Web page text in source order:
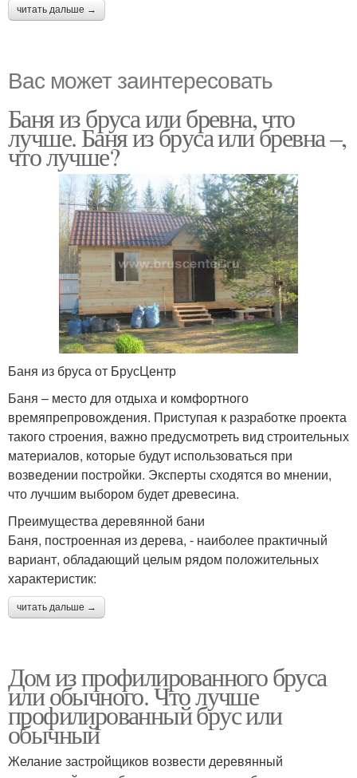
читать дальше →
Вас может заинтересовать
Баня из бруса или бревна, что
лучше. Баня из бруса или бревна –,
что лучше?
Баня из бруса от БрусЦентр
Баня – место для отдыха и комфортного
времяпрепровождения. Приступая к разработке проекта
такого строения, важно предусмотреть вид строительных
материалов, которые будут использоваться при
возведении постройки. Эксперты сходятся во мнении,
что лучшим выбором будет древесина.
Преимущества деревянной бани
Баня, построенная из дерева, - наиболее практичный
вариант, обладающий целым рядом положительных
характеристик:
читать дальше →
Дом из профилированного бруса
или обычного. Что лучше
профилированный брус или
обычный
Желание застройщиков возвести деревянный